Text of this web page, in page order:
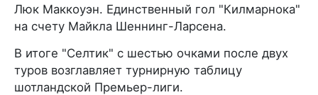
Люк Маккоуэн. Единственный гол "Килмарнока"
на счету Майкла Шеннинг-Ларсена.
В итоге "Селтик" с шестью очками после двух
туров возглавляет турнирную таблицу
шотландской Премьер-лиги.